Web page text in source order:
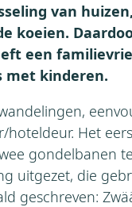
van
koeien.
een
met kinderen.
hoteldeur. Het
gondelbanen
uitgezet, die
geschreven: